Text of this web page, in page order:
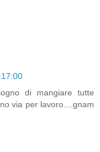
di mangiare tutte
via per lavoro....gnam